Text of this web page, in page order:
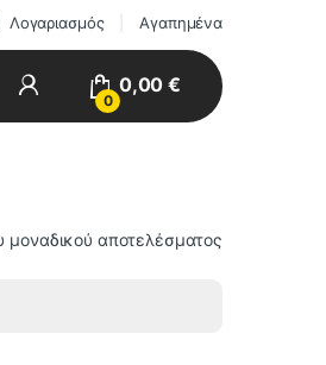
Λογαριασμός Αγαπημένα
0
0,00€
μοναδικού αποτελέσματος